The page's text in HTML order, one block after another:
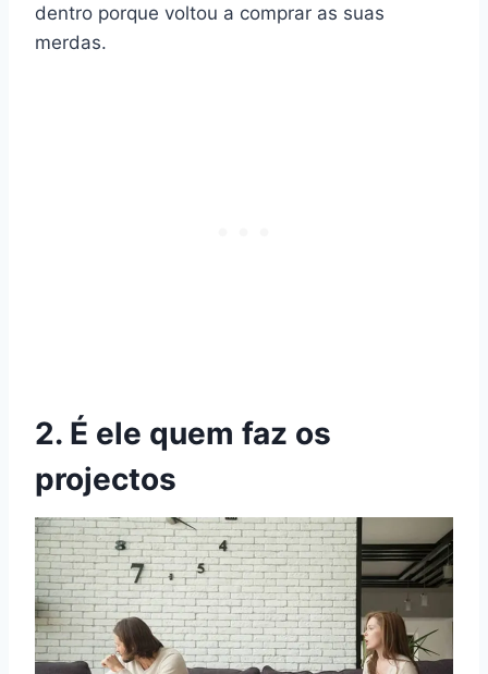
dentro porque voltou a comprar as suas
merdas.
2. É ele quem faz os
projectos